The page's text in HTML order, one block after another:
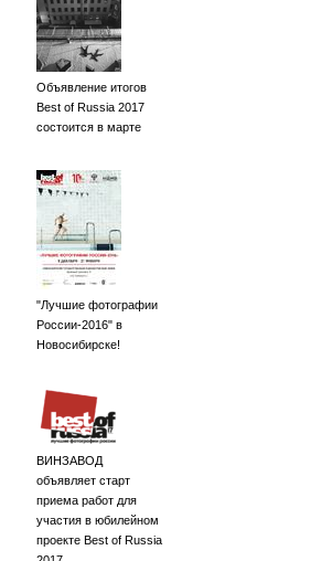
Объявление итогов
Best of Russia 2017
состоится в марте
"Лучшие фотографии
России-2016" в
Новосибирске!
ВИНЗАВОД
объявляет старт
приема работ для
участия в юбилейном
проекте Best of Russia